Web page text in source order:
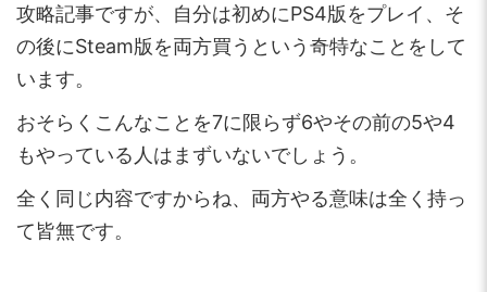
攻略記事ですが、自分は初めにPS4版をプレイ、そ
の後にSteam版を両方買うという奇特なことをして
います。
おそらくこんなことを7に限らず6やその前の5や4
もやっている人はまずいないでしょう。
全く同じ内容ですからね、両方やる意味は全く持っ
て皆無です。